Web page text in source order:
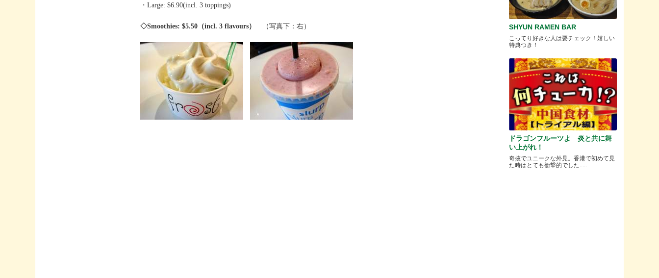
・Large: $6.90(incl. 3 toppings)
◇Smoothies: $5.50（incl. 3 flavours） （写真下：右） SHYUN RAMEN BAR
こってり好きな人は要チェック！嬉しい
特典つき！
ドラゴンフルーツよ 炎と共に舞
い上がれ！
奇抜でユニークな外見。香港で初めて見
た時はとても衝撃的でした.....